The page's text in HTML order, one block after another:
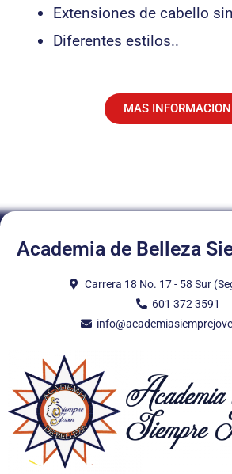
Extensiones de cabello
Diferentes estilos..
MAS INFORMACION
Academia de Belleza
Carrera 18 No. 17 - 58 Sur
601 372 3591